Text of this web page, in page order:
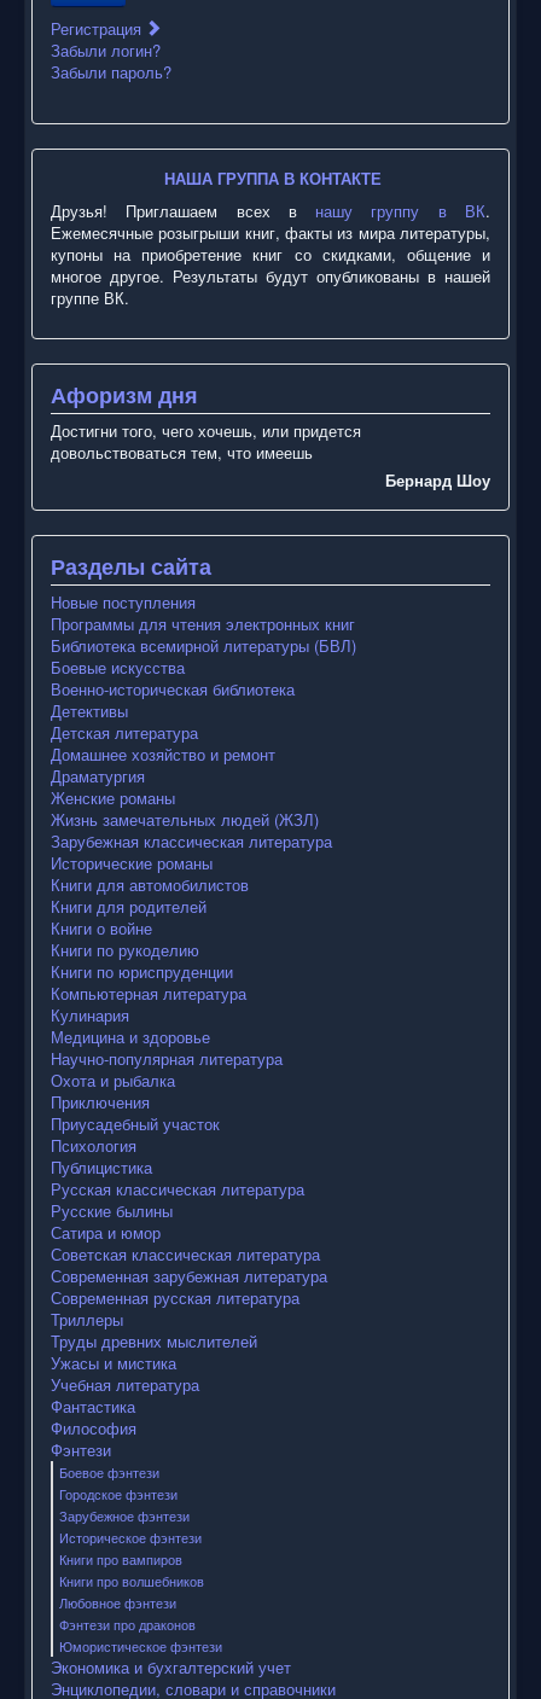
Регистрация
Забыли логин?
Забыли пароль?
НАША ГРУППА В КОНТАКТЕ
Друзья! Приглашаем всех в нашу группу в ВК.
Ежемесячные розыгрыши книг, факты из мира литературы,
купоны на приобретение книг со скидками, общение и
многое другое. Результаты будут опубликованы в нашей
группе ВК.
Афоризм дня
Достигни того, чего хочешь, или придется
довольствоваться тем, что имеешь
Бернард Шоу
Разделы сайта
Новые поступления
Программы для чтения электронных книг
Библиотека всемирной литературы (БВЛ)
Боевые искусства
Военно-историческая библиотека
Детективы
Детская литература
Домашнее хозяйство и ремонт
Драматургия
Женские романы
Жизнь замечательных людей (ЖЗЛ)
Зарубежная классическая литература
Исторические романы
Книги для автомобилистов
Книги для родителей
Книги о войне
Книги по рукоделию
Книги по юриспруденции
Компьютерная литература
Кулинария
Медицина и здоровье
Научно-популярная литература
Охота и рыбалка
Приключения
Приусадебный участок
Психология
Публицистика
Русская классическая литература
Русские былины
Сатира и юмор
Советская классическая литература
Современная зарубежная литература
Современная русская литература
Триллеры
Труды древних мыслителей
Ужасы и мистика
Учебная литература
Фантастика
Философия
Фэнтези
Боевое фэнтези
Городское фэнтези
Зарубежное фэнтези
Историческое фэнтези
Книги про вампиров
Книги про волшебников
Любовное фэнтези
Фэнтези про драконов
Юмористическое фэнтези
Экономика и бухгалтерский учет
Энциклопедии, словари и справочники